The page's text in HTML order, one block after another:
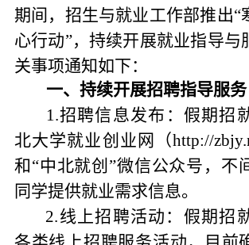
期间，招生与就业工作部推出“
心行动”，持续开展就业指导与
关事项通知如下：
一、持续开展招聘指导服务
1.招聘信息发布：假期招
北大学就业创业网（http://
和“中北就创”微信公众号，不
同学提供就业需求信息。
2.线上招聘活动：假期招